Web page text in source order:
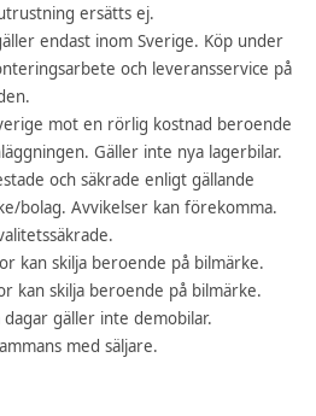
ersätts ej.
endast inom Sverige. Köp under
och leveransservice på
mot en rörlig kostnad beroende
Gäller inte nya lagerbilar.
och säkrade enligt gällande
bolag. Avvikelser kan förekomma.
kan skilja beroende på bilmärke.
kan skilja beroende på bilmärke.
gäller inte demobilar.
med säljare.